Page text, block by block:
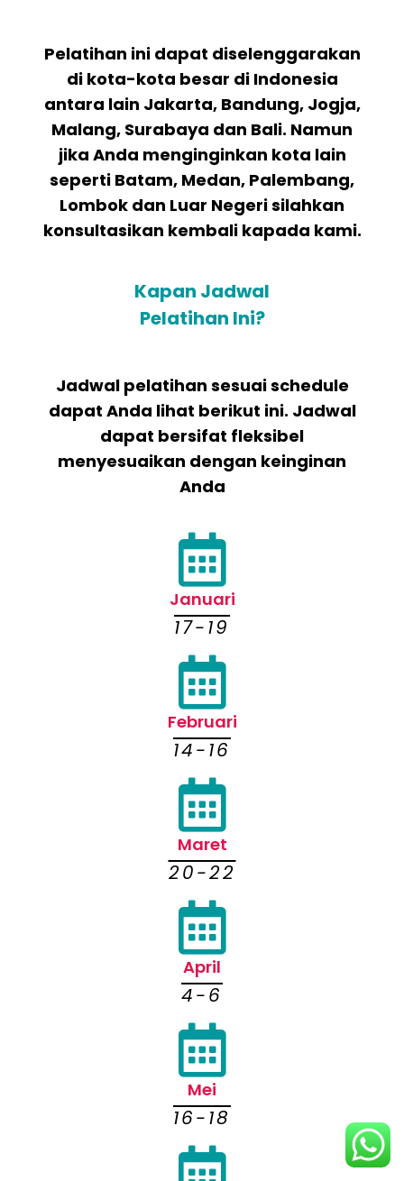
Pelatihan ini dapat diselenggarakan
di kota-kota besar di Indonesia
antara lain Jakarta, Bandung, Jogja,
Malang, Surabaya dan Bali. Namun
jika Anda menginginkan kota lain
seperti Batam, Medan, Palembang,
Lombok dan Luar Negeri silahkan
konsultasikan kembali kapada kami.
Kapan Jadwal
Pelatihan Ini?
Jadwal pelatihan sesuai schedule
dapat Anda lihat berikut ini. Jadwal
dapat bersifat fleksibel
menyesuaikan dengan keinginan
Anda
Januari
17-19
Februari
14-16
Maret
20-22
April
4-6
Mei
16-18